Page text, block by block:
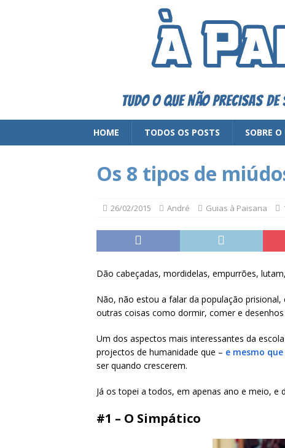
HOME TODOS OS POSTS SOBRE
Os 8 tipos de
26/02/2015 André Guias à Paisana
Dão cabeçadas, mordidelas, empurrões,
Não, não estou a falar da população
outras coisas como dormir, comer e
Um dos aspectos mais interessantes da
projectos de humanidade que – e mesmo
ser quando crescerem.
Já os topei a todos, em apenas ano e meio, e
#1 – O Simpático